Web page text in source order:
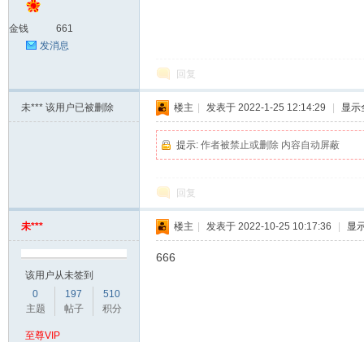
金钱
661
发消息
回复
未*** 该用户已被删除 楼主 发表于 2022-1-25 12:14:29 显示
提示: 作者被禁止或删除 内容自动屏蔽
回复
未***
该用户从未签到
0
主题
197
帖子
510
积分
至尊VIP
楼主 发表于 2022-10-25 10:17:36 显
666